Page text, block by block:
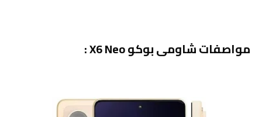
مواصفات شاومى بوكو X6 Neo :